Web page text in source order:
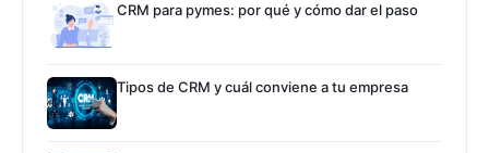
CRM para pymes: por qué y cómo dar el paso
Tipos de CRM y cuál conviene a tu empresa